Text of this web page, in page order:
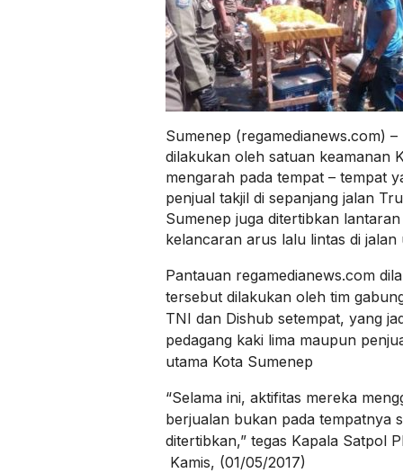
Sumenep (regamedianews.com)
dilakukan oleh satuan keamanan
mengarah pada tempat – tempat
penjual takjil di sepanjang jalan
Sumenep juga ditertibkan
kelancaran arus lalu lintas di jalan
Pantauan regamedianews.com
tersebut dilakukan oleh tim
TNI dan Dishub setempat, yang
pedagang kaki lima maupun
utama Kota Sumenep
“Selama ini, aktifitas mereka
berjualan bukan pada tempatnya
ditertibkan,” tegas Kapala Satpol
Kamis, (01/05/2017)